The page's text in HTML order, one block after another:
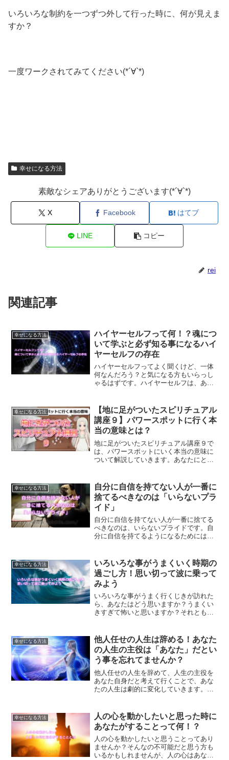
いろいろな制約を一つずつ外して行った時に、何が見えま
すか？
一度ワークされてみてください(*´∀`*)
幸せになる方法
素敵なシェアありがとうございます(*´∀`*)
X Facebook はてブ
LINE コピー
rei
関連記事
幸せになる方法
ハイヤーセルフって何！？魂につ
いて学ぶと必ず知る事になるハイ
ヤーセルフの存在
ハイヤーセルフってよく聞くけど、一体
何なんだろう？と気になる方もいらっし
ゃるはずです。ハイヤーセルフは、あな
ーセルフと簡単に繋がる方法についてご
紹介します。
幸せになる方法
【地に足がついたスピリチュアル
講座９】パワースポットに行く本
当の意味とは？
地に足がついたスピリチュアル講座９で
は、パワースポットにいく本当の意味に
ついて解説していきます。あなたにとっ
幸せになる方法
自分に自信を持てない人が一番に
捨てるべきなのは「いらないプラ
イド」
自分に自信を持てない人が一番に捨てる
べきなのは、いらないプライドです。自
分に自信を持てるようになるためには、
うになるのか、チェックしてみましょ
う。
幸せになる方法
いろいろな事がうまくいく時期の
過ごし方！思い切って波に乗って
みよう
いろいろな事がうまく行くじきが訪れた
ら、あなたはどう思いますか？うまくい
きすぎて怖いと思いますか？それとも、
いてご紹介します。
幸せになる方法
他人任せの人生は辞める！あなた
の人生の主役は「あなた」だとい
う事を忘れてませんか？
他人任せの人生を辞めて、人生の主役を
あなた自身だと考えて行くことで、あな
たの人生は劇的に変化していきます。毎
しょうか？何かしら気づくことがあるは
ずです。
幸せになる方法
人の心を動かしたいと思った時に
あなたがすることって何！？
人の心を動かしたいと思うことってあり
ませんか？そんなの不可能だと思う方も
いるかもしれませんが、人の心はあなた